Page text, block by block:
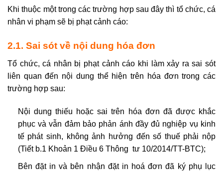
Khi thuộc một trong các trường hợp sau đây thì tổ chức, cá
nhân vi phạm sẽ bị phạt cảnh cáo:
2.1. Sai sót về nội dung hóa đơn
Tổ chức, cá nhân bị phạt cảnh cáo khi làm xảy ra sai sót
liên quan đến nội dung thể hiện trên hóa đơn trong các
trường hợp sau:
Nội dung thiếu hoặc sai trên hóa đơn đã được khắc
phục và vẫn đảm bảo phản ánh đầy đủ nghiệp vụ kinh
tế phát sinh, không ảnh hưởng đến số thuế phải nộp
(Tiết b.1 Khoản 1 Điều 6 Thông tư 10/2014/TT-BTC);
Bên đặt in và bên nhận đặt in hoá đơn đã ký phụ lục